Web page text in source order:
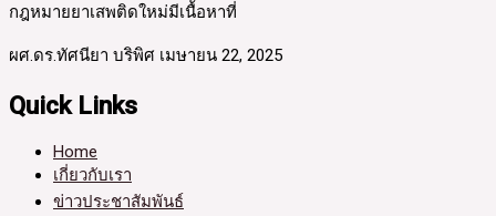
กฎหมายยาเสพติดใหม่มีเนื้อหาที่
ผศ.ดร.ทัศนียา บริพิศ เมษายน 22, 2025
Quick Links
Home
เกี่ยวกับเรา
ข่าวประชาสัมพันธ์